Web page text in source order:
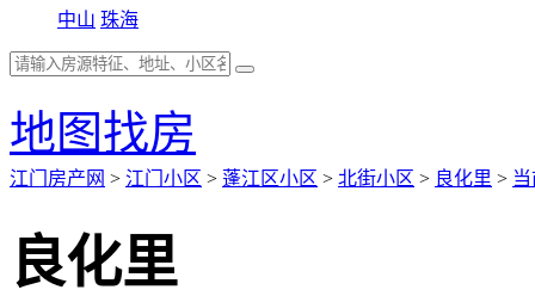
中山 珠海
地图找房
江门房产网 > 江门小区 > 蓬江区小区 > 北街小区 > 良化里 >
良化里